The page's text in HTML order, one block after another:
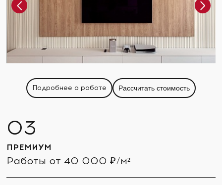
Подробнее о работе Рассчитать стоимость
ПРЕМИУМ
Работы от 40 000 ₽/м²